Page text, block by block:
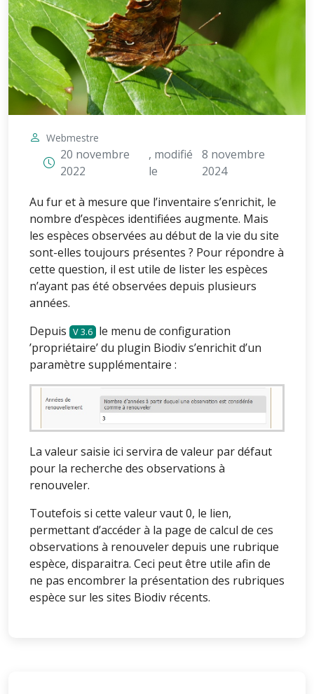
Webmestre
20 novembre
2022
, modifié
le
8 novembre
2024
Au fur et à mesure que l’inventaire s’enrichit, le
nombre d’espèces identifiées augmente. Mais
les espèces observées au début de la vie du site
sont-elles toujours présentes ? Pour répondre à
cette question, il est utile de lister les espèces
n’ayant pas été observées depuis plusieurs
années.
Depuis
3.6 le menu de configuration
’propriétaire’ du plugin Biodiv s’enrichit d’un
paramètre supplémentaire :
La valeur saisie ici servira de valeur par défaut
pour la recherche des observations à
renouveler.
Toutefois si cette valeur vaut 0, le lien,
permettant d’accéder à la page de calcul de ces
observations à renouveler depuis une rubrique
espèce, disparaitra. Ceci peut être utile afin de
ne pas encombrer la présentation des rubriques
espèce sur les sites Biodiv récents.